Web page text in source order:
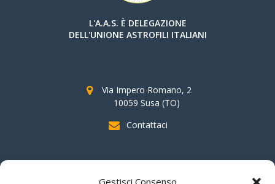
Gestisci Consenso
L'A.A.S. È DELEGAZIONE
DELL'UNIONE ASTROFILI ITALIANI
Via Impero Romano, 2
10059 Susa (TO)
Contattaci
SOSTIENI AAS